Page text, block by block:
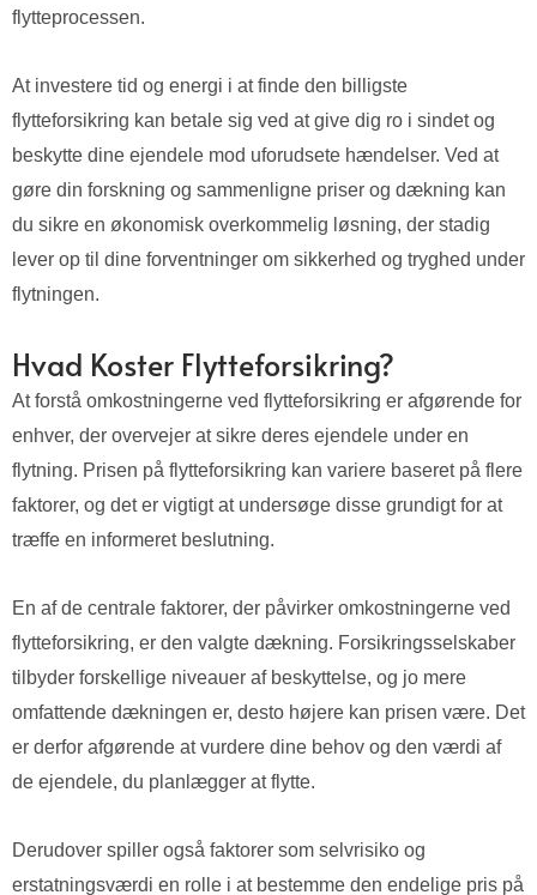
flytteprocessen.
At investere tid og energi i at finde den billigste
flytteforsikring kan betale sig ved at give dig ro i sindet og
beskytte dine ejendele mod uforudsete hændelser. Ved at
gøre din forskning og sammenligne priser og dækning kan
du sikre en økonomisk overkommelig løsning, der stadig
lever op til dine forventninger om sikkerhed og tryghed under
flytningen.
Hvad Koster Flytteforsikring?
At forstå omkostningerne ved flytteforsikring er afgørende for
enhver, der overvejer at sikre deres ejendele under en
flytning. Prisen på flytteforsikring kan variere baseret på flere
faktorer, og det er vigtigt at undersøge disse grundigt for at
træffe en informeret beslutning.
En af de centrale faktorer, der påvirker omkostningerne ved
flytteforsikring, er den valgte dækning. Forsikringsselskaber
tilbyder forskellige niveauer af beskyttelse, og jo mere
omfattende dækningen er, desto højere kan prisen være. Det
er derfor afgørende at vurdere dine behov og den værdi af
de ejendele, du planlægger at flytte.
Derudover spiller også faktorer som selvrisiko og
erstatningsværdi en rolle i at bestemme den endelige pris på